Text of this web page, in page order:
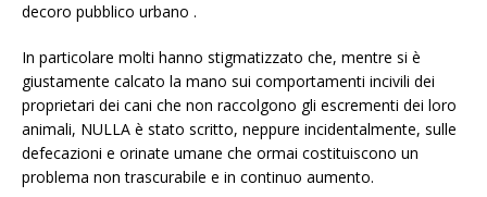
decoro pubblico urbano .
In particolare molti hanno stigmatizzato che, mentre si è
giustamente calcato la mano sui comportamenti incivili dei
proprietari dei cani che non raccolgono gli escrementi dei loro
animali, NULLA è stato scritto, neppure incidentalmente, sulle
defecazioni e orinate umane che ormai costituiscono un
problema non trascurabile e in continuo aumento.